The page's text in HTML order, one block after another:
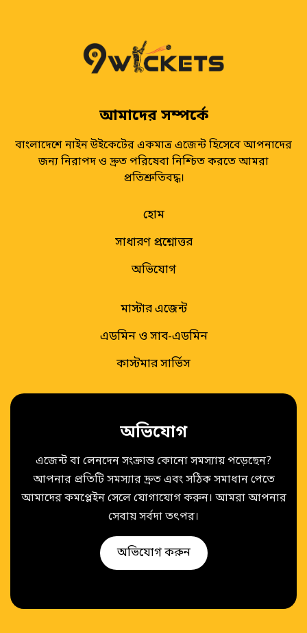
আমাদের সম্পর্কে
বাংলাদেশে নাইন উইকেটের একমাত্র এজেন্ট হিসেবে আপনাদের
জন্য নিরাপদ ও দ্রুত পরিষেবা নিশ্চিত করতে আমরা
প্রতিশ্রুতিবদ্ধ।
হোম
সাধারণ প্রশ্নোত্তর
অভিযোগ
মাস্টার এজেন্ট
এডমিন ও সাব-এডমিন
কাস্টমার সার্ভিস
অভিযোগ
এজেন্ট বা লেনদেন সংক্রান্ত কোনো সমস্যায় পড়েছেন?
আপনার প্রতিটি সমস্যার দ্রুত এবং সঠিক সমাধান পেতে
আমাদের কমপ্লেইন সেলে যোগাযোগ করুন। আমরা আপনার
সেবায় সর্বদা তৎপর।
অভিযোগ করুন